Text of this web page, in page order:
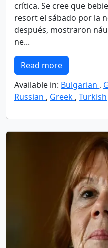
crítica. Se cree que
resort el sábado por la
después, mostraron
ne...
Read more
Available in: Bulgarian ,
Russian , Greek , Turkish